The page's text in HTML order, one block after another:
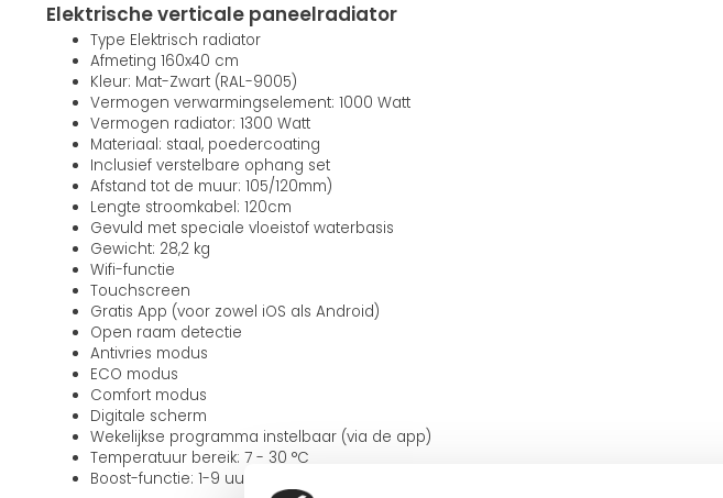
Elektrische verticale paneelradiator
Type Elektrisch radiator
Afmeting 160x40 cm
Kleur: Mat-Zwart (RAL-9005)
Vermogen verwarmingselement: 1000 Watt
Vermogen radiator: 1300 Watt
Materiaal: staal, poedercoating
Inclusief verstelbare ophang set
Afstand tot de muur: 105/120mm)
Lengte stroomkabel: 120cm
Gevuld met speciale vloeistof waterbasis
Gewicht: 28,2 kg
Wifi-functie
Touchscreen
Gratis App (voor zowel iOS als Android)
Open raam detectie
Antivries modus
ECO modus
Comfort modus
Digitale scherm
Wekelijkse programma instelbaar (via de app)
Temperatuur bereik: 7 - 30 °C
Boost-functie: 1-9 uur